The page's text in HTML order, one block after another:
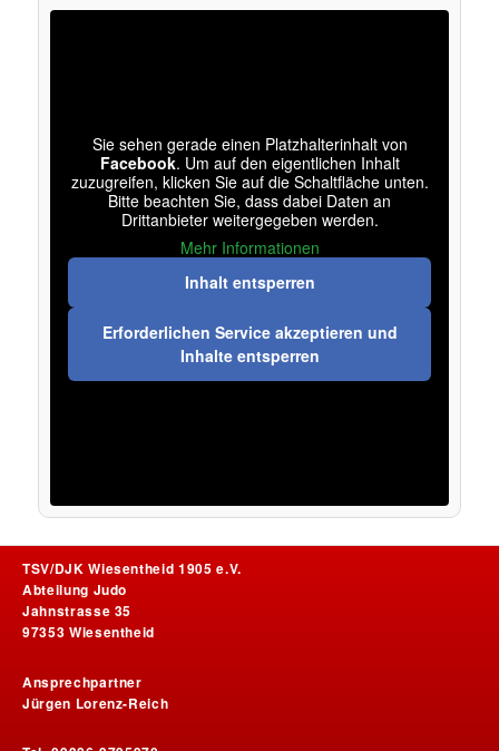
Sie sehen gerade einen Platzhalterinhalt von
Facebook. Um auf den eigentlichen Inhalt
zuzugreifen, klicken Sie auf die Schaltfläche unten.
Bitte beachten Sie, dass dabei Daten an
Drittanbieter weitergegeben werden.
Mehr Informationen
Inhalt entsperren
Erforderlichen Service akzeptieren und
Inhalte entsperren
TSV/DJK Wiesentheid 1905 e.V.
Abteilung Judo
Jahnstrasse 35
97353 Wiesentheid
Ansprechpartner
Jürgen Lorenz-Reich